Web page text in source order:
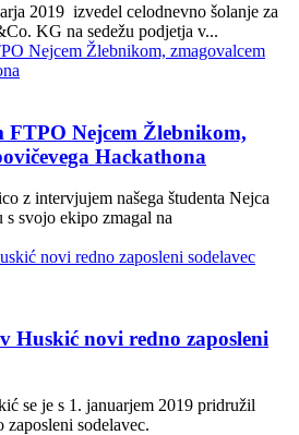
2019 izvedel celodnevno šolanje za
KG na sedežu podjetja v...
FTPO Nejcem Žlebnikom,
Hackathona
z intervjujem našega študenta Nejca
svojo ekipo zmagal na
Huskić novi redno zaposleni
se je s 1. januarjem 2019 pridružil
sodelavec.